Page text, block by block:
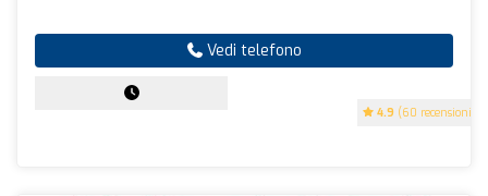
4.9 (60 recensioni)
Vedi telefono